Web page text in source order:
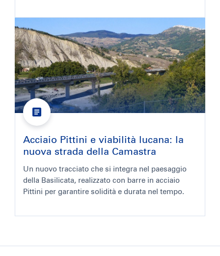
Acciaio Pittini e viabilità lucana: la
nuova strada della Camastra
Un nuovo tracciato che si integra nel paesaggio
della Basilicata, realizzato con barre in acciaio
Pittini per garantire solidità e durata nel tempo.